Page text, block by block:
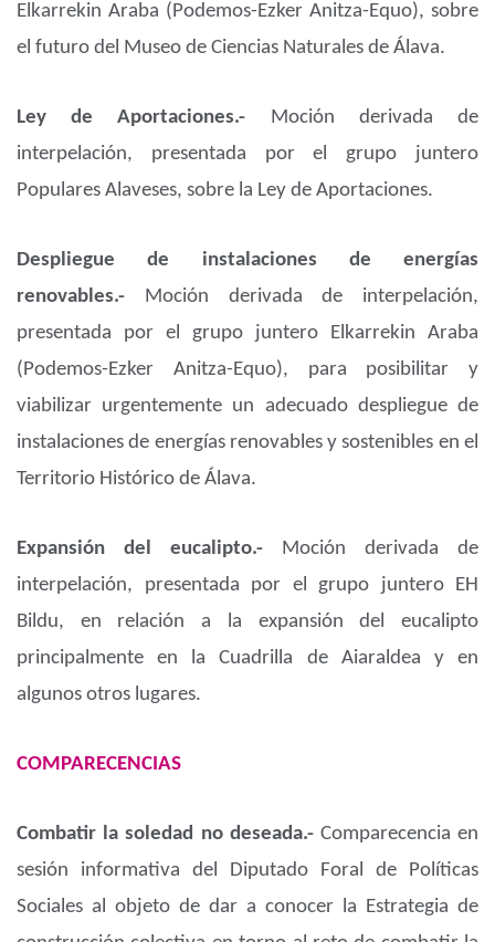
Elkarrekin Araba (Podemos-Ezker Anitza-Equo), sobre
el futuro del Museo de Ciencias Naturales de Álava.
Ley de Aportaciones.- Moción derivada de
interpelación, presentada por el grupo juntero
Populares Alaveses, sobre la Ley de Aportaciones.
Despliegue de instalaciones de energías
renovables.- Moción derivada de interpelación,
presentada por el grupo juntero Elkarrekin Araba
(Podemos-Ezker Anitza-Equo), para posibilitar y
viabilizar urgentemente un adecuado despliegue de
instalaciones de energías renovables y sostenibles en el
Territorio Histórico de Álava.
Expansión del eucalipto.- Moción derivada de
interpelación, presentada por el grupo juntero EH
Bildu, en relación a la expansión del eucalipto
principalmente en la Cuadrilla de Aiaraldea y en
algunos otros lugares.
COMPARECENCIAS
Combatir la soledad no deseada.- Comparecencia en
sesión informativa del Diputado Foral de Políticas
Sociales al objeto de dar a conocer la Estrategia de